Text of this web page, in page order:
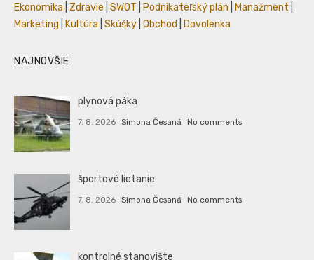
Ekonomika
Zdravie SWOT Podnikateľský plán Manažment
Marketing
Kultúra Skúšky Obchod Dovolenka
NAJNOVŠIE
plynová páka
7. 8. 2026 Simona Česaná No comments
športové lietanie
7. 8. 2026 Simona Česaná No comments
kontrolné stanovište